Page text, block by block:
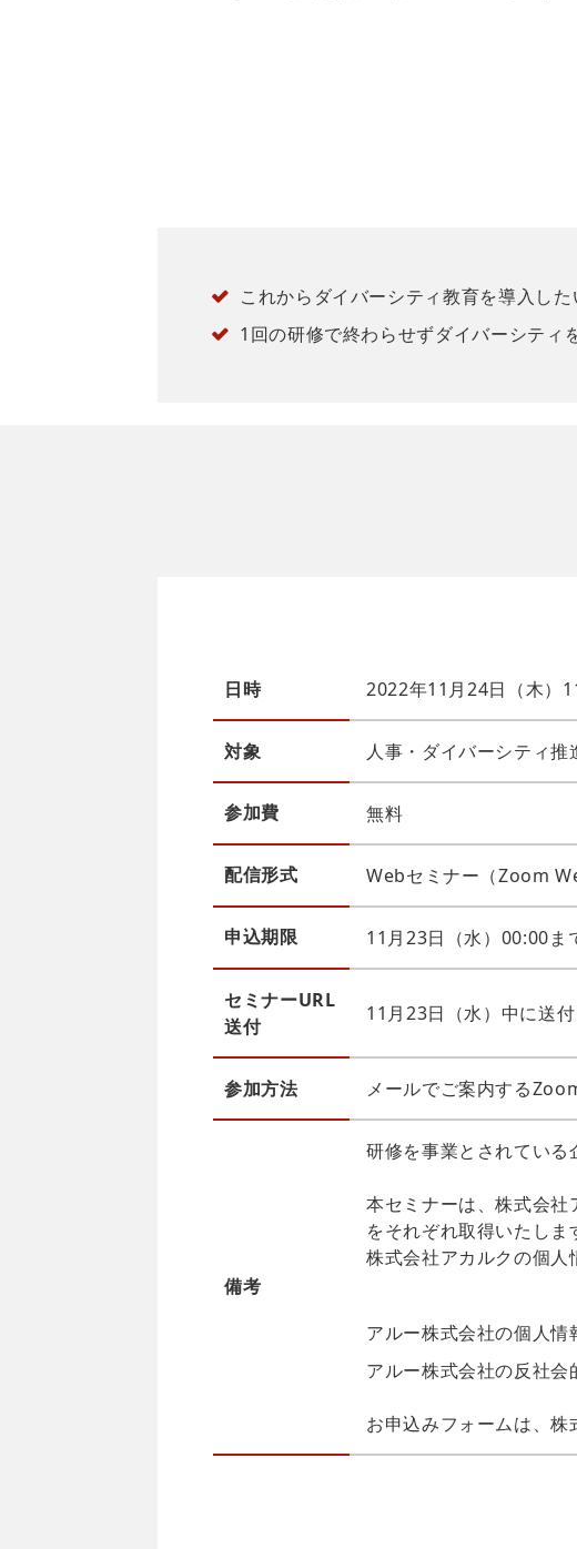
これからダイバーシティ教育を導入し
1回の研修で終わらせずダイバーシティ
日時 2022年11月24日（木）
対象 人事・ダイバーシティ推
参加費 無料
配信形式 Webセミナー（Zoom
申込期限 11月23日（水）00:00ま
セミナーURL
送付
11月23日（水）中に送
参加方法 メールでご案内する
備考
研修を事業とされている
本セミナーは、株式会
をそれぞれ取得いたしま
株式会社アカルクの個人
アルー株式会社の個人情
アルー株式会社の反社会
お申込みフォームは、株